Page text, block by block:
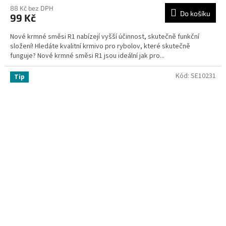
88 Kč bez DPH
99 Kč Do košíku
Nové krmné směsi R1 nabízejí vyšší účinnost, skutečně funkční
složení! Hledáte kvalitní krmivo pro rybolov, které skutečně
funguje? Nové krmné směsi R1 jsou ideální jak pro...
Tip Kód: SE10231